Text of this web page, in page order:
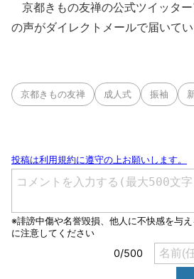
京都きもの友禅の公式ツイッタ
の声がダイレクトメールで届いてい
京都きもの友禅 成人式 振袖